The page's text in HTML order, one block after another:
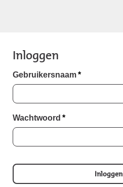
Inloggen
Gebruikersnaam*
Wachtwoord *
Inloggen